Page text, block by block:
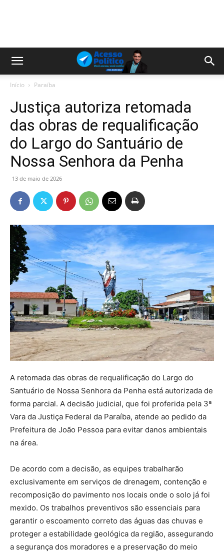
Início Paraíba
Justiça autoriza retomada
das obras de requalificação
do Largo do Santuário de
Nossa Senhora da Penha
13 de maio de 2026
A retomada das obras de requalificação do Largo do
Santuário de Nossa Senhora da Penha está autorizada de
forma parcial. A decisão judicial, que foi proferida pela 3ª
Vara da Justiça Federal da Paraíba, atende ao pedido da
Prefeitura de João Pessoa para evitar danos ambientais
na área.
De acordo com a decisão, as equipes trabalharão
exclusivamente em serviços de drenagem, contenção e
recomposição do pavimento nos locais onde o solo já foi
mexido. Os trabalhos preventivos são essenciais para
garantir o escoamento correto das águas das chuvas e
proteger a estabilidade geológica da região, assegurando
a segurança dos moradores e a preservação do meio